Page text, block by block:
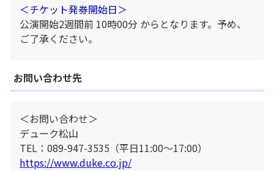
＜チケット発券開始日＞
公演開始2週間前 10時00分 からとなります。予め、
ご了承ください。
お問い合わせ先
＜お問い合わせ＞
デューク松山
TEL：089-947-3535（平日11:00～17:00）
https://www.duke.co.jp/